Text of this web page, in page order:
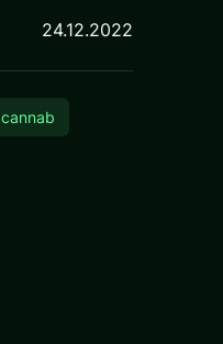
24.12.2022
cannab